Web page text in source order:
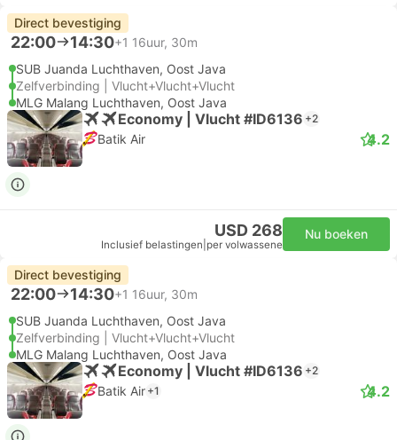
Direct bevestiging
22:00 14:30+1 16uur, 30m
SUB Juanda Luchthaven, Oost Java
Zelfverbinding | Vlucht+Vlucht+Vlucht
MLG Malang Luchthaven, Oost Java
Economy | Vlucht #ID6136 +2
Batik Air 4.2
USD 268
Inclusief belastingen per volwassene
Nu boeken
Direct bevestiging
22:00 14:30+1 16uur, 30m
SUB Juanda Luchthaven, Oost Java
Zelfverbinding | Vlucht+Vlucht+Vlucht
MLG Malang Luchthaven, Oost Java
Economy | Vlucht #ID6136 +2
Batik Air +1 4.2